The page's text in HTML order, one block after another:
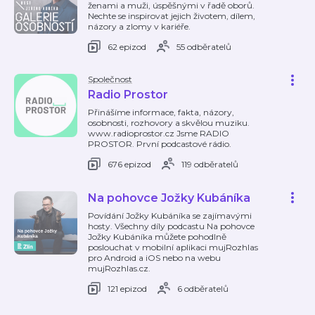
ženami a muži, úspěšnými v řadě oborů.
Nechte se inspirovat jejich životem, dílem,
názory a zlomy v kariéře.
62 epizod
55 odběratelů
Společnost
Radio Prostor
Přinášíme informace, fakta, názory,
osobnosti, rozhovory a skvělou muziku.
www.radioprostor.cz Jsme RADIO
PROSTOR. První podcastové rádio.
676 epizod
119 odběratelů
Na pohovce Jožky Kubáníka
Povídání Jožky Kubáníka se zajímavými
hosty. Všechny díly podcastu Na pohovce
Jožky Kubáníka můžete pohodlně
poslouchat v mobilní aplikaci mujRozhlas
pro Android a iOS nebo na webu
mujRozhlas.cz.
121 epizod
6 odběratelů